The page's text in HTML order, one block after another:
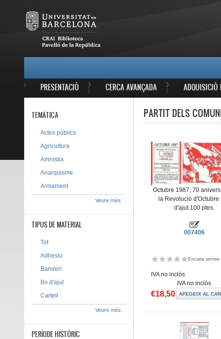
PRESENTACIÓ CERCA AVANÇADA ADQUISICIÓ
PARTIT DELS
Octubre 1987, 70
la Revolució d'Octubre
d'ajut 100 ptes.
007406
Encara sense
IVA no inclòs
IVA no inclòs
€18,50
TEMÀTICA
Actes públics
Agricultura
Amnistia
Anarquisme
Armament
Veure més
TIPUS DE MATERIAL
Tot
Adhesiu
Banderí
Bo d'ajut
Cartell
Veure més
PERÍODE HISTÒRIC